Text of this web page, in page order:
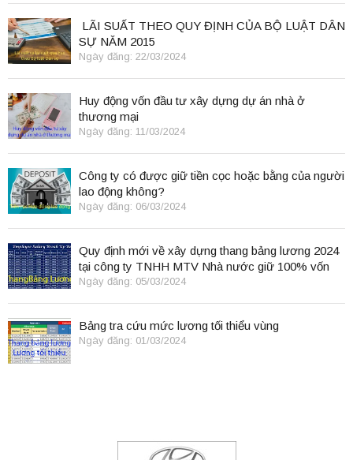
LÃI SUẤT THEO QUY ĐỊNH CỦA BỘ LUẬT DÂN
SỰ NĂM 2015
Ngày đăng: 22/03/2024
Huy động vốn đầu tư xây dựng dự án nhà ở
thương mại
Ngày đăng: 11/03/2024
Công ty có được giữ tiền cọc hoặc bằng của người
lao động không?
Ngày đăng: 06/03/2024
Quy định mới về xây dựng thang bảng lương 2024
tại công ty TNHH MTV Nhà nước giữ 100% vốn
điều lệ
Ngày đăng: 05/03/2024
Bảng tra cứu mức lương tối thiểu vùng
Ngày đăng: 01/03/2024